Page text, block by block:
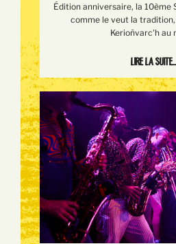
Édition anniversaire, la 10ème
comme le veut la tradition,
Kerioñvarc'h au
Lire la suite...